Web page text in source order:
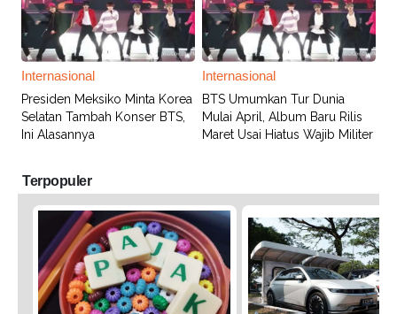
Internasional
Presiden Meksiko Minta Korea
Selatan Tambah Konser BTS,
Ini Alasannya
Internasional
BTS Umumkan Tur Dunia
Mulai April, Album Baru Rilis
Maret Usai Hiatus Wajib Militer
Terpopuler